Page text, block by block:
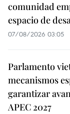
comunidad
espacio de
07/08/2026 03:05
Parlamento
mecanismos
garantizar
APEC 2027